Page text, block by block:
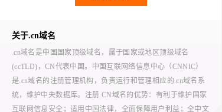
关于.cn域名
.cn域名是中国国家顶级域名，属于国家或地区顶级域名
(ccTLD)，CN代表中国。中国互联网络信息中心（CNNIC）
是.cn域名的注册管理机构，负责运行和管理相应的.cn域名系
统，维护中央数据库。注册.CN域名的优势：有利于维护国家
互联网信息安全；适用中国法律，全面保障用户利益；全中文